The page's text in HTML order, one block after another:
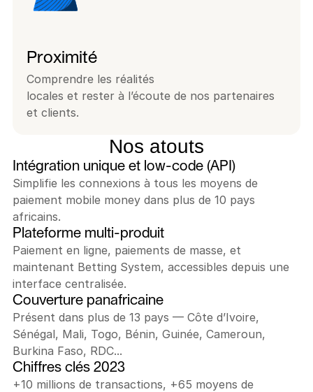
Proximité
Comprendre les réalités
locales et rester à l’écoute de nos partenaires
et clients.
Nos atouts
Intégration unique et low-code (API)
Simplifie les connexions à tous les moyens de
paiement mobile money dans plus de 10 pays
africains.
Plateforme multi-produit
Paiement en ligne, paiements de masse, et
maintenant Betting System, accessibles depuis une
interface centralisée.
Couverture panafricaine
Présent dans plus de 13 pays — Côte d’Ivoire,
Sénégal, Mali, Togo, Bénin, Guinée, Cameroun,
Burkina Faso, RDC...
Chiffres clés 2023
+10 millions de transactions, +65 moyens de